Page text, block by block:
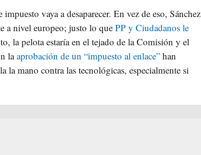
vaya a desaparecer. En vez de eso, Sánchez
a nivel europeo; justo lo que PP y Ciudadanos le
la pelota estaría en el tejado de la Comisión y el
laaprobación de un “impuesto al enlace” han
la mano contra las tecnológicas, especialmente si